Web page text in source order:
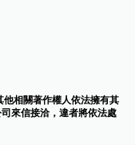
相關著作權人依法擁有其
來信接洽，違者將依法處